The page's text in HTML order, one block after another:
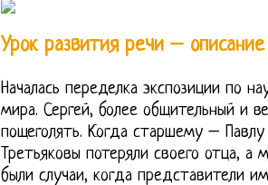
Урок развития речи –
Началась переделка экспозиции по
мира. Сергей, более общительный и
пощеголять. Когда старшему –
Третьяковы потеряли своего отца,
были случаи, когда представители